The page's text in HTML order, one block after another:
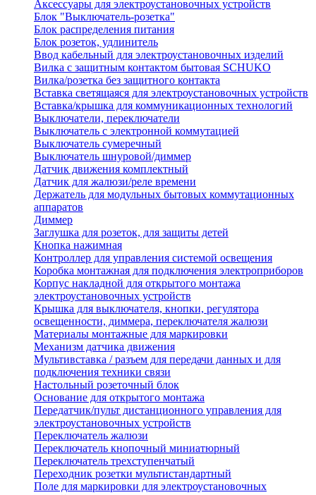
Аксессуары для электроустановочных устройств
Блок "Выключатель-розетка"
Блок распределения питания
Блок розеток, удлинитель
Ввод кабельный для электроустановочных изделий
Вилка с защитным контактом бытовая SCHUKO
Вилка/розетка без защитного контакта
Вставка светящаяся для электроустановочных устройств
Вставка/крышка для коммуникационных технологий
Выключатели, переключатели
Выключатель с электронной коммутацией
Выключатель сумеречный
Выключатель шнуровой/диммер
Датчик движения комплектный
Датчик для жалюзи/реле времени
Держатель для модульных бытовых коммутационных
аппаратов
Диммер
Заглушка для розеток, для защиты детей
Кнопка нажимная
Контроллер для управления системой освещения
Коробка монтажная для подключения электроприборов
Корпус накладной для открытого монтажа
электроустановочных устройств
Крышка для выключателя, кнопки, регулятора
освещенности, диммера, переключателя жалюзи
Материалы монтажные для маркировки
Механизм датчика движения
Мультивставка / разъем для передачи данных и для
подключения техники связи
Настольный розеточный блок
Основание для открытого монтажа
Передатчик/пульт дистанционного управления для
электроустановочных устройств
Переключатель жалюзи
Переключатель кнопочный миниатюрный
Переключатель трехступенчатый
Переходник розетки мультистандартный
Поле для маркировки для электроустановочных